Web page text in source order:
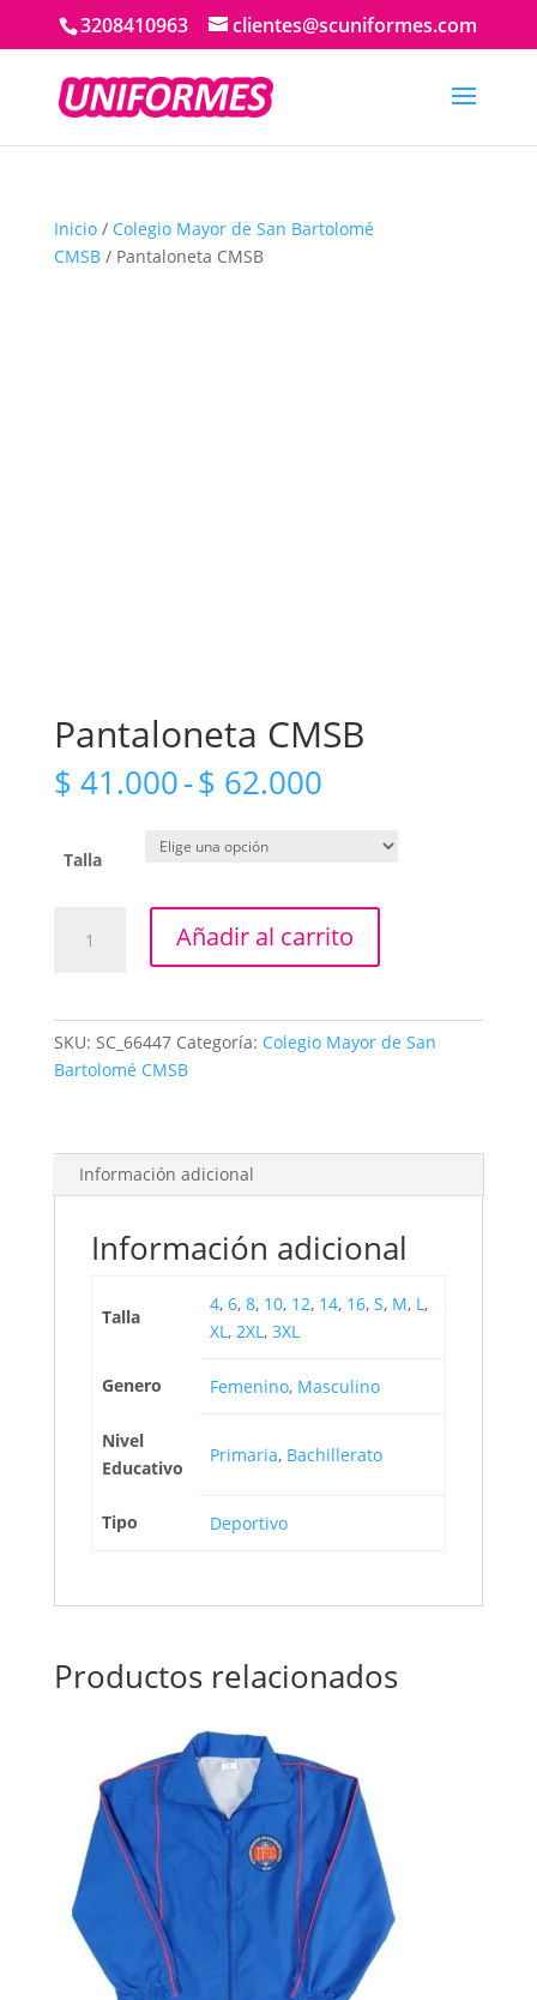
3208410963 clientes@scuniformes.com
Inicio/ Colegio Mayor de San Bartolomé
CMSB/ Pantaloneta CMSB
Pantaloneta CMSB
$ 41.000-$ 62.000Rango
precios:
desde
hasta
$ 62.000
Talla
CMSB
Añadir al carrito
SKU: SC_66447 Categoría: Colegio Mayor de San
Bartolomé CMSB
Información adicional
Información adicional
Talla
4, 6, 8, 10, 12, 14, 16, S, M, L,
XL, 2XL, 3XL
Genero Femenino, Masculino
Nivel
Educativo
Primaria, Bachillerato
Tipo Deportivo
Productos relacionados